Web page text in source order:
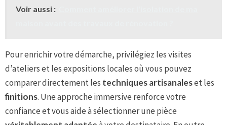
Voir aussi :
Pour enrichir votre démarche, privilégiez les visites
d’ateliers et les expositions locales où vous pouvez
comparer directement les techniques artisanaleset les
finitions. Une approche immersive renforce votre
confiance et vous aide à sélectionner une pièce